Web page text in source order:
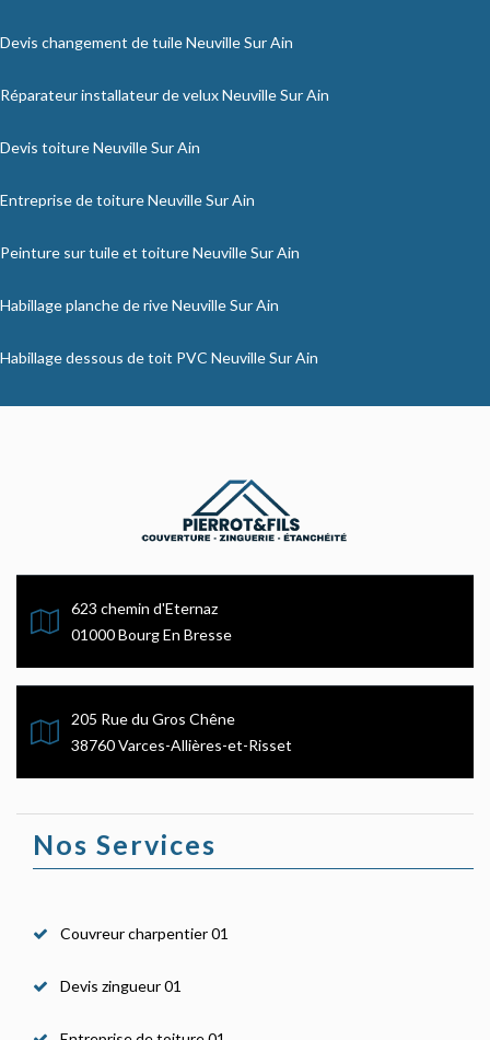
Devis changement de tuile Neuville Sur Ain
Réparateur installateur de velux Neuville Sur Ain
Devis toiture Neuville Sur Ain
Entreprise de toiture Neuville Sur Ain
Peinture sur tuile et toiture Neuville Sur Ain
Habillage planche de rive Neuville Sur Ain
Habillage dessous de toit PVC Neuville Sur Ain
623 chemin d'Eternaz
01000 Bourg En Bresse
205 Rue du Gros Chêne
38760 Varces-Allières-et-Risset
Nos Services
Couvreur charpentier 01
Devis zingueur 01